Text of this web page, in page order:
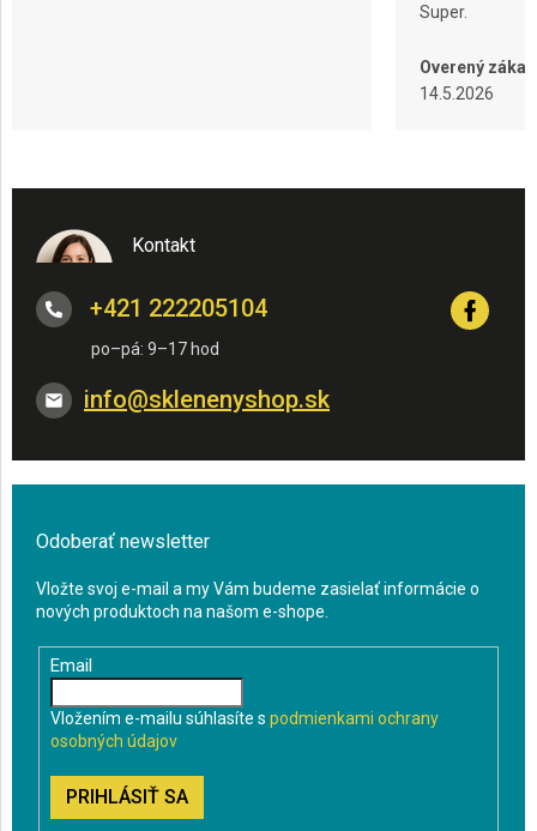
Super.
Overený
14.5.2026
Kontakt
info@sklenenyshop.sk
+421 222205104
Odoberať newsletter
Vložte svoj e-mail a my Vám budeme zasielať informácie o
nových produktoch na našom e-shope.
Email
Vložením e-mailu súhlasíte s podmienkami ochrany
osobných údajov
PRIHLÁSIŤ SA